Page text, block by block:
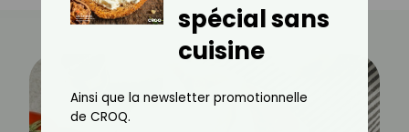
spécial sans
cuisine
Ainsi que la newsletter promotionnelle
de CROQ.